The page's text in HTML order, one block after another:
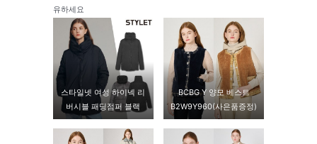
유하세요
스타일넷 여성 하이넥 리
버시블 패딩점퍼 블랙
BCBG Y 양모 베스트
B2W9Y960(사은품증정)